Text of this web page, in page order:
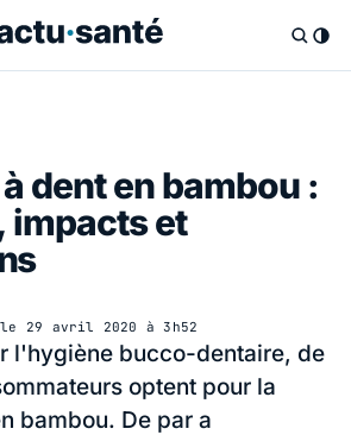
dent en bambou :
impacts et
29 avril 2020 à 3h52
l'hygiène bucco-dentaire, de
optent pour la
bambou. De par a